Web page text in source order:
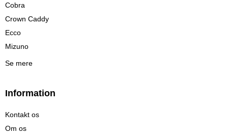
Cobra
Crown Caddy
Ecco
Mizuno
Se mere
Information
Kontakt os
Om os